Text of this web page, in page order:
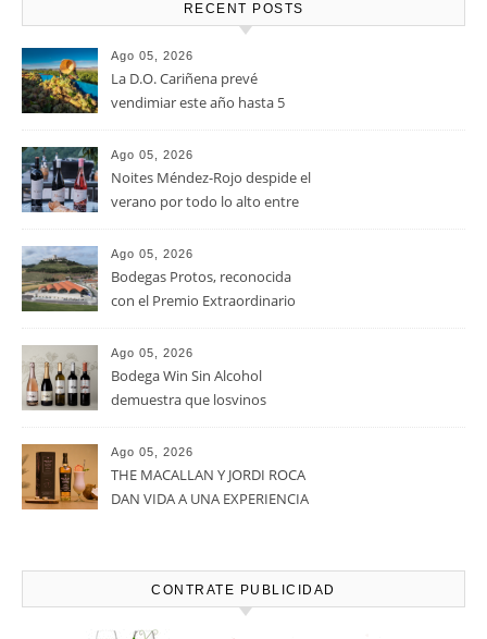
RECENT POSTS
Ago 05, 2026
La D.O. Cariñena prevé
vendimiar este año hasta 5
que en 2025
Ago 05, 2026
Noites Méndez-Rojo despide el
verano por todo lo alto entre
Ago 05, 2026
Bodegas Protos, reconocida
con el Premio Extraordinario
casi un siglo de excelencia
vitivinícola
Ago 05, 2026
Bodega Win Sin Alcohol
demuestra que losvinos
calidadcomienzan a diseñarse
en el viñedo
Ago 05, 2026
THE MACALLAN Y JORDI ROCA
DAN VIDA A UNA EXPERIENCIA
HARMONY COLLECTION
CONTRATE PUBLICIDAD